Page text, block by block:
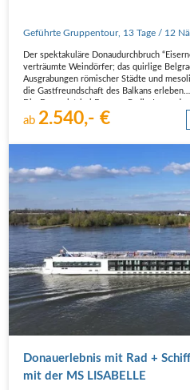
Geführte Gruppentour, 13 Tage / 12
Der spektakuläre Donaudurchbruch
verträumte Weindörfer; das quirlige
Ausgrabungen römischer Städte und
die Gastfreundschaft des Balkans erleben
jemand kennt…
ab 2.540,- €
Donauerlebnis mit Rad +
mit der MS LISABELLE